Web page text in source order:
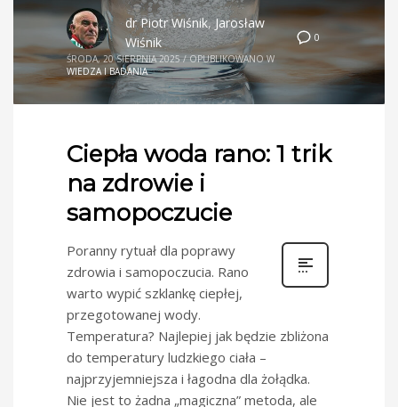
0
dr Piotr Wiśnik,Jarosław
Wiśnik
ŚRODA, 20 SIERPNIA 2025 / OPUBLIKOWANO W
WIEDZA I BADANIA
Ciepła woda rano: 1 trik
na zdrowie i
samopoczucie
Poranny rytuał dla poprawy
zdrowia i samopoczucia. Rano
warto wypić szklankę ciepłej,
przegotowanej wody.
Temperatura? Najlepiej jak będzie zbliżona
do temperatury ludzkiego ciała –
najprzyjemniejsza i łagodna dla żołądka.
Nie jest to żadna „magiczna” metoda, ale